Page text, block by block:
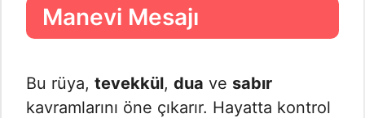
Manevi Mesajı
Bu rüya, tevekkül, dua ve sabır
kavramlarını öne çıkarır. Hayatta kontrol